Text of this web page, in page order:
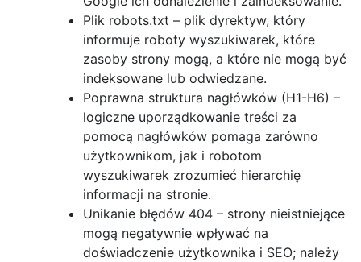
Plik robots.txt – plik dyrektyw, który
informuje roboty wyszukiwarek, które
zasoby strony mogą, a które nie mogą być
indeksowane lub odwiedzane.
Poprawna struktura nagłówków (H1-H6) –
logiczne uporządkowanie treści za
pomocą nagłówków pomaga zarówno
użytkownikom, jak i robotom
wyszukiwarek zrozumieć hierarchię
informacji na stronie.
Unikanie błędów 404 – strony nieistniejące
mogą negatywnie wpływać na
doświadczenie użytkownika i SEO; należy